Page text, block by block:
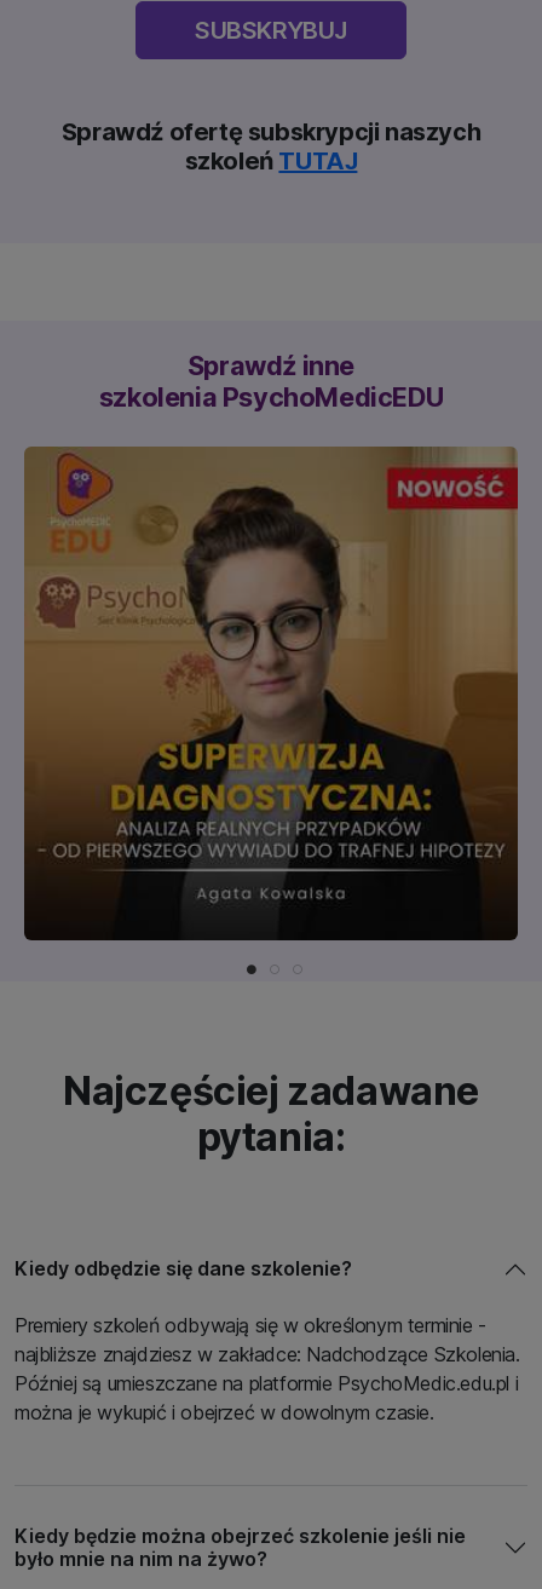
SUBSKRYBUJ
Sprawdź ofertę subskrypcji naszych
szkoleń TUTAJ
Sprawdź inne
szkolenia PsychoMedicEDU
Najczęściej zadawane
pytania:
Kiedy odbędzie się dane szkolenie?
Premiery szkoleń odbywają się w określonym terminie -
najbliższe znajdziesz w zakładce: Nadchodzące Szkolenia.
Później są umieszczane na platformie PsychoMedic.edu.pl i
można je wykupić i obejrzeć w dowolnym czasie.
Kiedy będzie można obejrzeć szkolenie jeśli nie
było mnie na nim na żywo?